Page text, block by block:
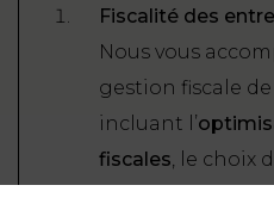
Fiscalité des
Nous vous
gestion fiscale
incluant l’
fiscales, le choix